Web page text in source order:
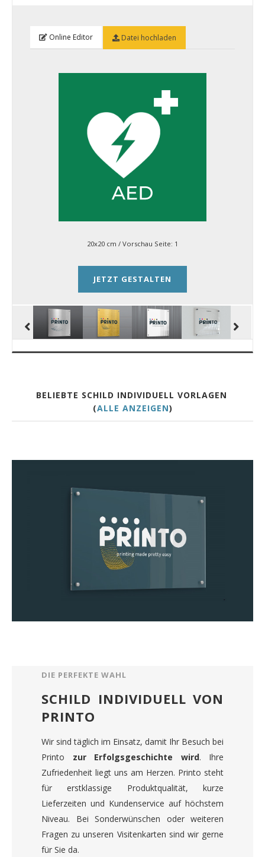
Online Editor Datei hochladen
20x20 cm / Vorschau Seite: 1
JETZT GESTALTEN
BELIEBTE SCHILD INDIVIDUELL VORLAGEN
(ALLE ANZEIGEN)
DIE PERFEKTE WAHL
SCHILD INDIVIDUELL VON
PRINTO
Wir sind täglich im Einsatz, damit Ihr Besuch bei
Printo zur Erfolgsgeschichte wird. Ihre
Zufriedenheit liegt uns am Herzen. Printo steht
für erstklassige Produktqualität, kurze
Lieferzeiten und Kundenservice auf höchstem
Niveau. Bei Sonderwünschen oder weiteren
Fragen zu unseren Visitenkarten sind wir gerne
für Sie da.